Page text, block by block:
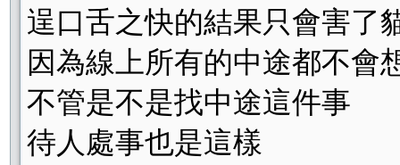
逞口舌之快的結果只會害了
因為線上所有的中途都不會
不管是不是找中途這件事
待人處事也是這樣